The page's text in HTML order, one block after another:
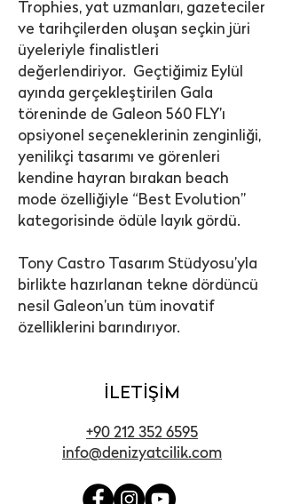
Trophies, yat uzmanları, gazeteciler
ve tarihçilerden oluşan seçkin jüri
üyeleriyle finalistleri
değerlendiriyor. Geçtiğimiz Eylül
ayında gerçekleştirilen Gala
töreninde de Galeon 560 FLY’ı
opsiyonel seçeneklerinin zenginliği,
yenilikçi tasarımı ve görenleri
kendine hayran bırakan beach
mode özelliğiyle “Best Evolution”
kategorisinde ödüle layık gördü.
Tony Castro Tasarım Stüdyosu’yla
birlikte hazırlanan tekne dördüncü
nesil Galeon’un tüm inovatif
özelliklerini barındırıyor.
İLETİŞİM
+90 212 352 6595
info@denizyatcilik.com